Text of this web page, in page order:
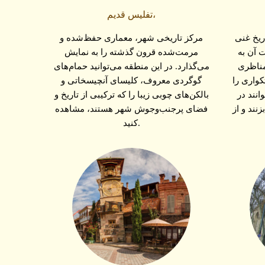
تفلیس قدیم،
مرکز تاریخی شهر، معماری حفظ‌شده و
مرمت‌شده قرون گذشته را به نمایش
می‌گذارد. در این منطقه می‌توانید حمام‌های
گوگردی معروف، کلیسای آنچیسخاتی و
بالکن‌های چوبی زیبا را که ترکیبی از تاریخ و
فضای پرجنب‌وجوش شهر هستند، مشاهده
کنید.
غنی
آن به
را
در
و از